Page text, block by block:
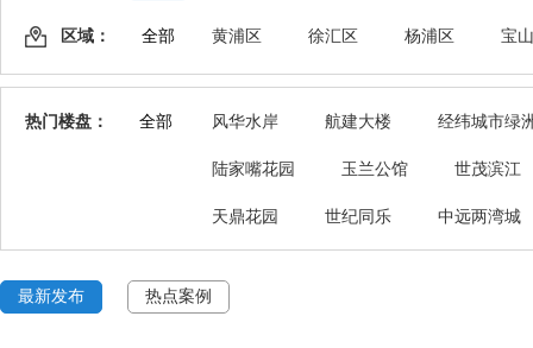
区域： 全部 黄浦区 徐汇区 杨浦区 宝
热门楼盘： 全部 风华水岸 航建大楼 经纬城市绿
陆家嘴花园 玉兰公馆 世茂滨江
天鼎花园 世纪同乐 中远两湾城
最新发布 热点案例